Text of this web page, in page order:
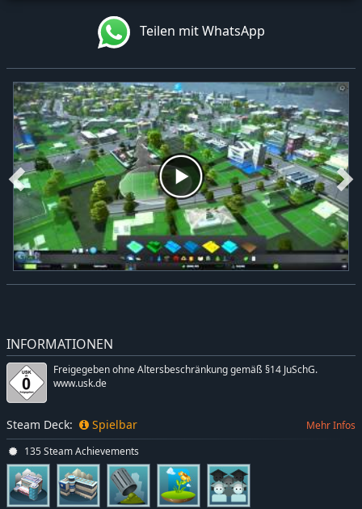
Teilen mit WhatsApp
INFORMATIONEN
Freigegeben ohne Altersbeschränkung gemäß §14 JuSchG.
www.usk.de
Steam Deck: Spielbar Mehr Infos
135 Steam Achievements